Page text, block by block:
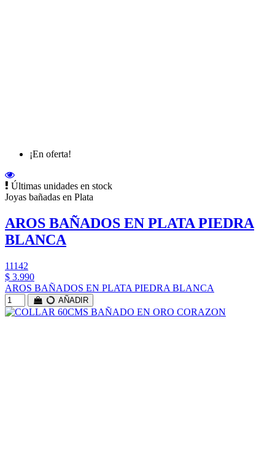
¡En oferta!
Últimas unidades en stock
Joyas bañadas en Plata
AROS BAÑADOS EN PLATA PIEDRA
BLANCA
11142
$ 3.990
AROS BAÑADOS EN PLATA PIEDRA BLANCA
AÑADIR